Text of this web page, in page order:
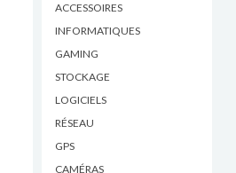
ACCESSOIRES
INFORMATIQUES
GAMING
STOCKAGE
LOGICIELS
RÉSEAU
GPS
CAMÉRAS